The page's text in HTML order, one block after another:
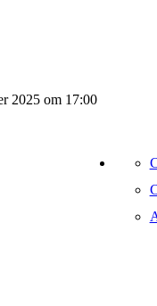
2025 om 17:00